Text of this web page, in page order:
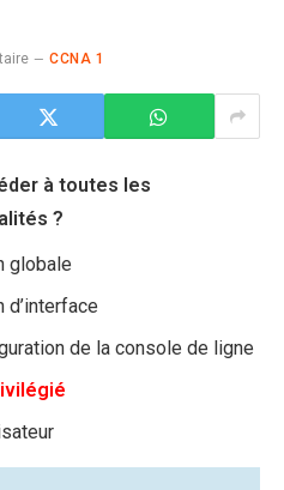
CCNA 1
à toutes les
?
globale
d’interface
de la console de ligne